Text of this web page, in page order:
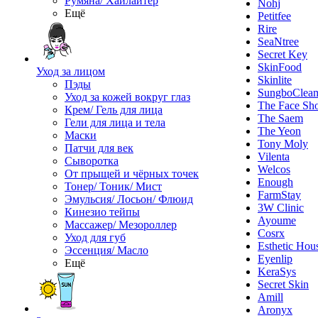
Ещё
Уход за лицом
Пэды
Уход за кожей вокруг глаз
Крем/ Гель для лица
Гели для лица и тела
Маски
Патчи для век
Сыворотка
От прыщей и чёрных точек
Тонер/ Тоник/ Мист
Эмульсия/ Лосьон/ Флюид
Кинезио тейпы
Массажер/ Мезороллер
Уход для губ
Эссенция/ Масло
Ещё
Nohj
Petitfee
Rire
SeaNtree
Secret Key
SkinFood
Skinlite
The Face
The Saem
The Yeon
Tony Moly
Vilenta
Welcos
Enough
FarmStay
3W Clinic
Ayoume
Cosrx
Esthetic
Eyenlip
KeraSys
Secret Skin
Amill
Aronyx